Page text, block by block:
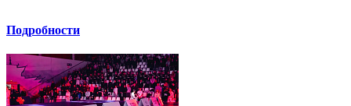
Подробности